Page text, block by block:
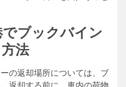
ブックバイン
法
の返却場所については、ブ
返却する前に、車内の荷物